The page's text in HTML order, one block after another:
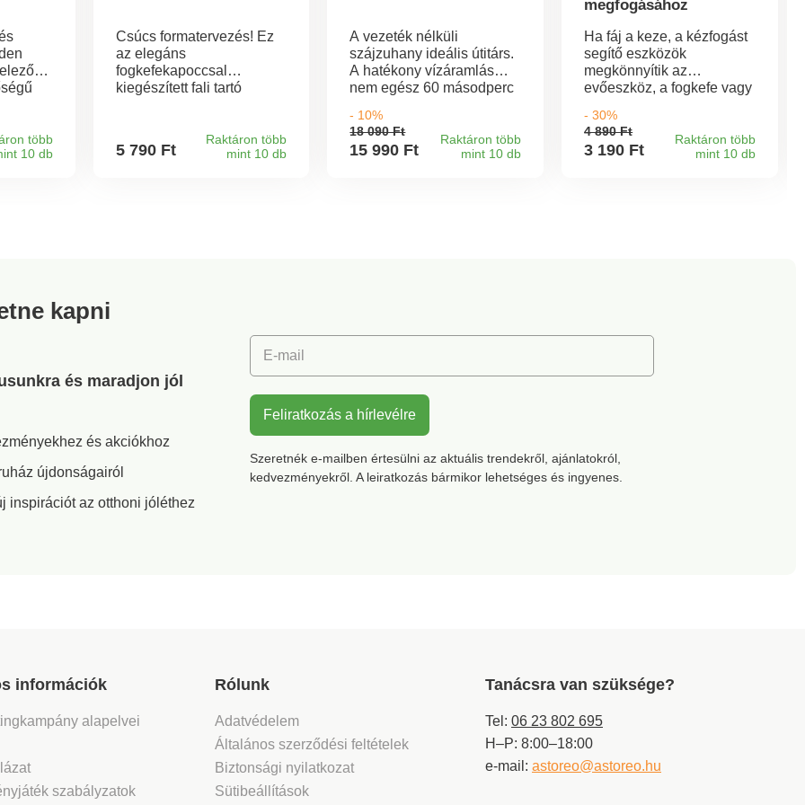
hír,
több
10 db
Csúcs formatervezés! Ez
az elegáns
fogkefekapoccsal
kiegészített fali tartó
megkíméli a csúnya
lyukak fúrásától.
5 790 Ft
Raktáron több
mint 10 db
A vezeték nélküli
szájzuhany ideális útitárs.
A hatékony vízáramlás
nem egész 60 másodperc
közötti teret. Programok:
normál, soft és pulzáló.
Akkumulátoros
- 10%
18 090 Ft
15 990 Ft
Raktáron több
mint 10 db
megfogásához
Ha fáj a keze, a kézfogást
segítő eszközök
megkönnyítik az
evőeszköz, a fogkefe vagy
2,54 cm és 1 cm közötti
tárgyakhoz.
- 30%
4 890 Ft
3 190 Ft
Raktáron több
mint 10 db
kapni
és maradjon jól
és akciókhoz
újdonságairól
inspirációt az otthoni jóléthez
E-mail
Feliratkozás a hírlevélre
Szeretnék e-mailben értesülni az aktuális trendekről, ajánlatokról,
kedvezményekről. A leiratkozás bármikor lehetséges és ingyenes.
információk
alapelvei
szabályzatok
Rólunk
Adatvédelem
Általános szerződési feltételek
Biztonsági nyilatkozat
Sütibeállítások
Tanácsra van szüksége?
Tel: 06 23 802 695
H–P: 8:00–18:00
e-mail: astoreo@astoreo.hu